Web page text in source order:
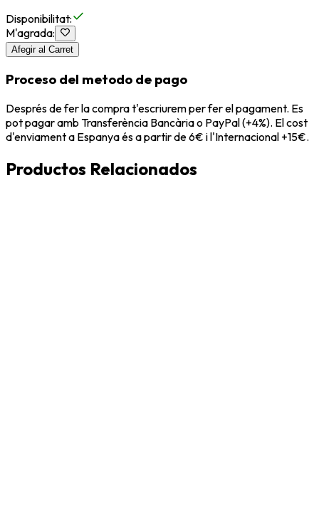
Disponibilitat:
M'agrada:
Afegir al Carret
Proceso del metodo de pago
Després de fer la compra t'escriurem per fer el pagament. Es
pot pagar amb Transferència Bancària o PayPal (+4%). El cost
d'enviament a Espanya és a partir de 6€ i l'Internacional +15€.
Productos Relacionados